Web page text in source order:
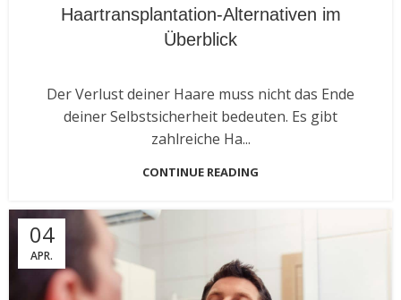
Haartransplantation-Alternativen im
Überblick
Der Verlust deiner Haare muss nicht das Ende
deiner Selbstsicherheit bedeuten. Es gibt
zahlreiche Ha...
CONTINUE READING
04
APR.